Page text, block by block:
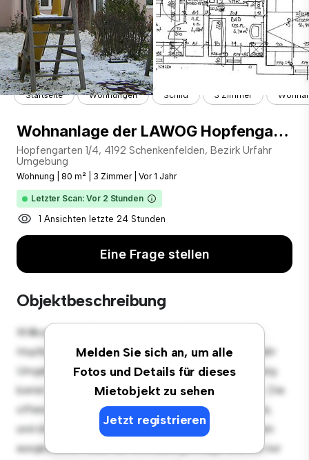
Startseite Wohnungen Schild 3 Zimmer
Wohnanlage der LAWOG Hopfengarten 1/4 4192 Schenkenfelden
Hopfengarten 1/4, 4192 Schenkenfelden, Bezirk Urfahr
Umgebung
Wohnung 80 m² 3 Zimmer Vor 1 Jahr
Letzter Scan: Vor 2 Stunden
1 Ansichten letzte 24 Stunden
Eine Frage stellen
Objektbeschreibung
Melden Sie sich an, um alle
Fotos und Details für dieses
Mietobjekt zu sehen
Jetzt registrieren
Willkommen in Ihrem neuen urbanen Rückzugsort in
Hopfengarten 1/4, 4192 Schenkenfelden, Bezirk Urfahr
Umgebung! Diese moderne 3 Schlafzimmer-Wohnung
bietet einen stilvollen und gemütlichen Lebensraum. Die
offene Raumaufteilung eignet sich perfekt für Gäste,
und die elegante Küche ist mit erstklassigen Geräten
ausgestattet. Dank der erstklassigen Lage sind Sie nur